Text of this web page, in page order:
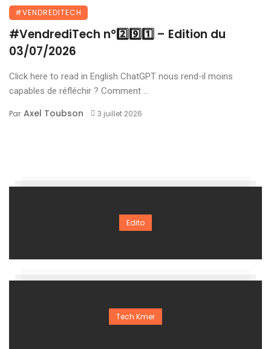
#VENDREDITECH
#VendrediTech n°2️⃣9️⃣1️⃣ – Edition du
03/07/2026
Click here to read in English ChatGPT nous rend-il moins
capables de réfléchir ? Comment ...
Par Axel Toubson 3 juillet 2026
Edito
Tech Kmer